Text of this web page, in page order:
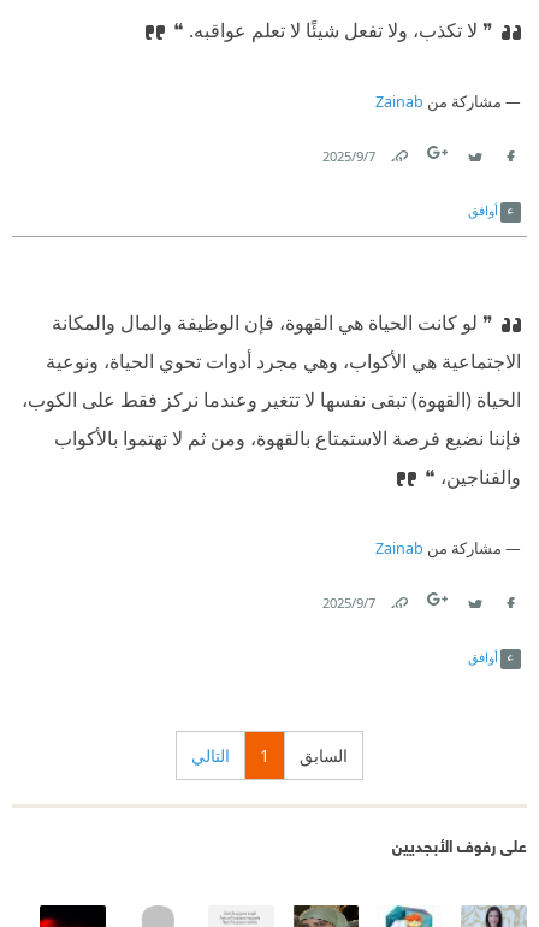
❞ لا تكذب، ولا تفعل شيئًا لا تعلم عواقبه. ❝
مشاركة من Zainab
7‏/9‏/2025
أوافق
❞ لو كانت الحياة هي القهوة، فإن الوظيفة والمال والمكانة
الاجتماعية هي الأكواب، وهي مجرد أدوات تحوي الحياة، ونوعية
الحياة (القهوة) تبقى نفسها لا تتغير وعندما نركز فقط على الكوب،
فإننا نضيع فرصة الاستمتاع بالقهوة، ومن ثم لا تهتموا بالأكواب
والفناجين، ❝
مشاركة من Zainab
7‏/9‏/2025
أوافق
السابق 1 التالي
على رفوف الأبجديين